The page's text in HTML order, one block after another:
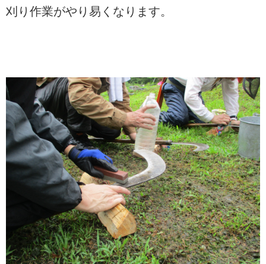
刈り作業がやり易くなります。